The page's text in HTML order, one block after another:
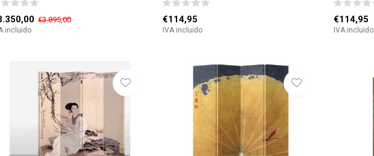
€3.895,00
incluido
€114,95
IVA incluido
€114,95
IVA incluido